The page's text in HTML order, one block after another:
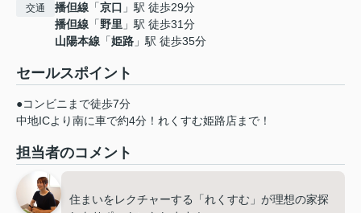
交通 播但線 「京口 」駅 徒歩29分
播但線 「野里 」駅 徒歩31分
山陽本線 「姫路 」駅 徒歩35分
セールスポイント
●コンビニまで徒歩7分
中地ICより南に車で約4分！れくすむ姫路店まで！
担当者のコメント
住まいをレクチャーする「れくすむ」が理想の家探